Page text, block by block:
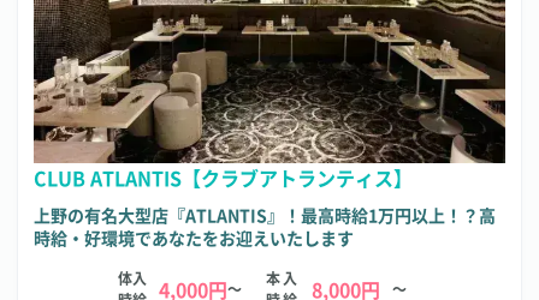
CLUB ATLANTIS【クラブアトランティス】
上野の有名大型店『ATLANTIS』！最高時給1万円以上！？高
時給・好環境であなたをお迎えいたします
体入
4,000円～
本入
8,000円 ～